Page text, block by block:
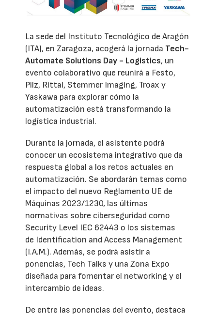
La sede del Instituto Tecnológico de Aragón
(ITA), en Zaragoza, acogerá la jornada Tech-
Automate Solutions Day - Logistics, un
evento colaborativo que reunirá a Festo,
Pilz, Rittal, Stemmer Imaging, Troax y
Yaskawa para explorar cómo la
automatización está transformando la
logística industrial.
Durante la jornada, el asistente podrá
conocer un ecosistema integrativo que da
respuesta global a los retos actuales en
automatización. Se abordarán temas como
el impacto del nuevo Reglamento UE de
Máquinas 2023/1230, las últimas
normativas sobre ciberseguridad como
Security Level IEC 62443 o los sistemas
de Identification and Access Management
(I.A.M.). Además, se podrá asistir a
ponencias, Tech Talks y una Zona Expo
diseñada para fomentar el networking y el
intercambio de ideas.
De entre las ponencias del evento, destaca